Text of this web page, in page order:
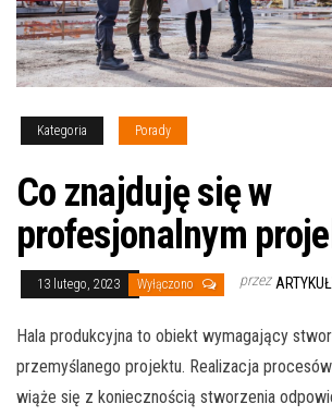
Kategoria Porady
Co znajduję się w
profesjonalnym
13 lutego, 2023 Wyłączono przez
Hala produkcyjna to obiekt wymagający
przemyślanego projektu. Realizacja
wiąże się z koniecznością stworzenia